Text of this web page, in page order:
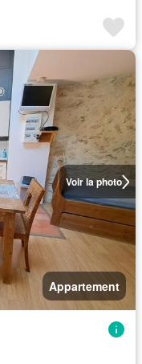
Voir la photo
Appartement